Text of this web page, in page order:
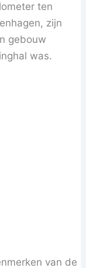
ten
zijn
gebouw
was.
van de